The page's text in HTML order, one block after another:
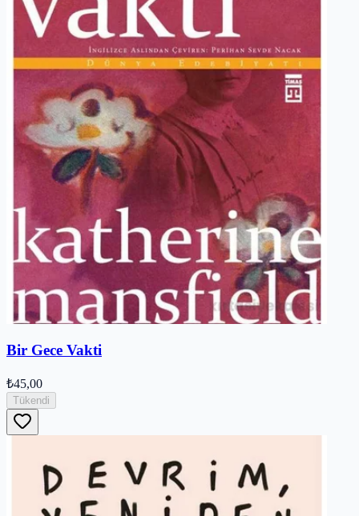
Bir Gece Vakti
₺45,00
Tükendi